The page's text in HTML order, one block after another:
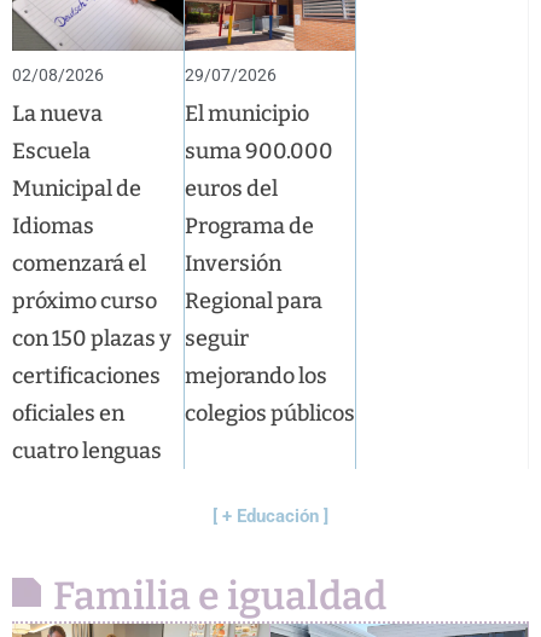
02/08/2026
La nueva
Escuela
Municipal de
Idiomas
comenzará el
próximo curso
con 150 plazas y
certificaciones
oficiales en
cuatro lenguas
29/07/2026
El municipio
suma 900.000
euros del
Programa de
Inversión
Regional para
seguir
mejorando los
colegios públicos
[ + Educación ]
Familia e igualdad